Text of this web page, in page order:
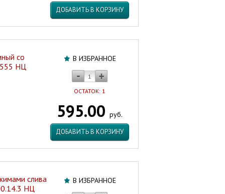
ДОБАВИТЬ В КОРЗИНУ
В ИЗБРАННОЕ
ОСТАТОК: 1
595.00 руб.
ДОБАВИТЬ В КОРЗИНУ
со
НЦ
В ИЗБРАННОЕ
слива
НЦ